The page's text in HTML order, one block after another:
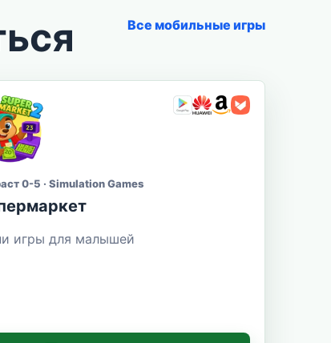
Все мобильные игры
0-5 · Simulation Games
игры для малышей